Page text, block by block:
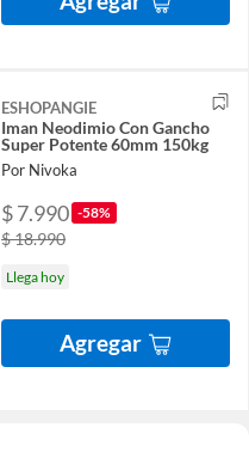
ESHOPANGIE
Iman Neodimio Con Gancho
Super Potente 60mm 150kg
Por Nivoka
$ 7.990 -58%
$ 18.990
Llega hoy
Agregar